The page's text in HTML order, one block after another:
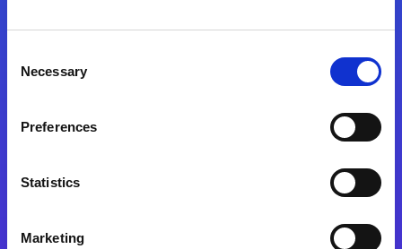
Selection
Necessary
Preferences
Statistics
Marketing